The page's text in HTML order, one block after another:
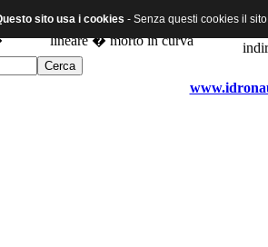
sito usa i cookies - Senza questi cookies il